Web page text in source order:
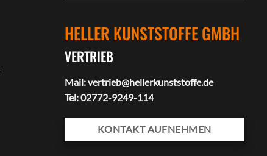
HELLER KUNSTSTOFFE GMBH
VERTRIEB
Mail: vertrieb@hellerkunststoffe.de
Tel: 02772-9249-114
KONTAKT AUFNEHMEN